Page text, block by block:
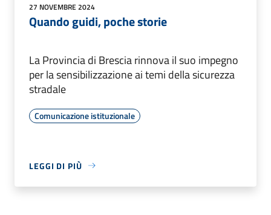
27 NOVEMBRE 2024
Quando guidi, poche storie
La Provincia di Brescia rinnova il suo impegno
per la sensibilizzazione ai temi della sicurezza
stradale
Comunicazione istituzionale
LEGGI DI PIÙ